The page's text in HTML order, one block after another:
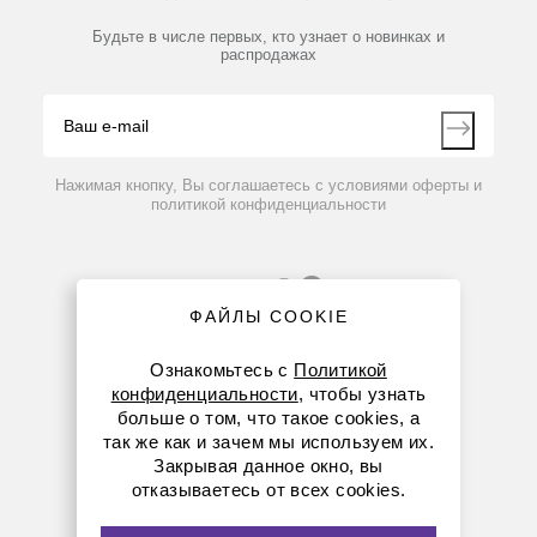
Производители
Партнеры
Контакты
Будьте в числе первых, кто узнает о новинках и
распродажах
Нажимая кнопку, Вы соглашаетесь с условиями оферты и
политикой конфиденциальности
8 (800) 234-05-08
+7 (923) 303-01-52
ФАЙЛЫ COOKIE
Ознакомьтесь с Политикой
конфиденциальности, чтобы узнать
больше о том, что такое cookies, а
так же как и зачем мы используем их.
Закрывая данное окно, вы
отказываетесь от всех cookies.